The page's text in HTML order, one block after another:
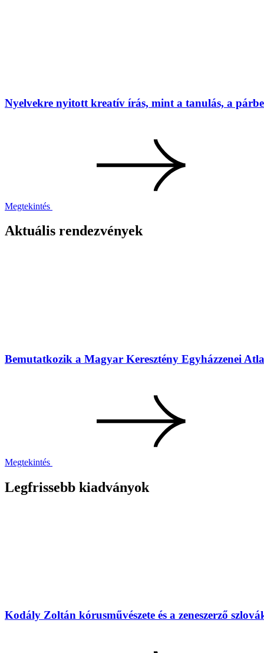
Nyelvekre nyitott kreatív írás, mint a tanulás, a
Megtekintés
Aktuális rendezvények
Bemutatkozik a Magyar Keresztény Egyházzenei
Megtekintés
Legfrissebb kiadványok
Kodály Zoltán kórusművészete és a zeneszerző